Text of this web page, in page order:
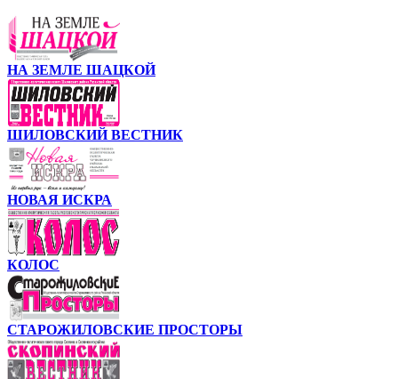
НА ЗЕМЛЕ ШАЦКОЙ
ШИЛОВСКИЙ ВЕСТНИК
НОВАЯ ИСКРА
КОЛОС
СТАРОЖИЛОВСКИЕ ПРОСТОРЫ